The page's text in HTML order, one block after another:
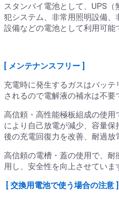
スタンバイ電池として、UPS
犯システム、非常用照明設備
設備などの電池として利用可能
[ メンテナンスフリー ]
充電時に発生するガスはバッテ
されるので電解液の補水は不要
高信頼・高性能極板組成の使用
により自己放電が減少、容量
後の充電回復力を改善、耐過放
高信頼の電槽・蓋の使用で、耐
用し、安全性を向上させていま
[ 交換用電池で使う場合の注意 ]